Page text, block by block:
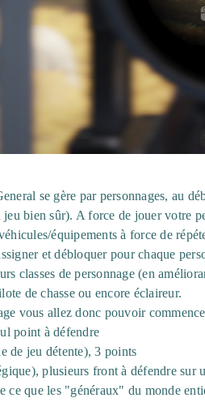
se gère par personnages, au
bien sûr). A force de jouer votre
équipements à force de
et débloquer pour chaque
classes de personnage (en
de chasse ou encore éclaireur.
vous allez donc pouvoir
point à défendre
de jeu détente), 3 points
plusieurs front à défendre
ce que les "généraux" du monde